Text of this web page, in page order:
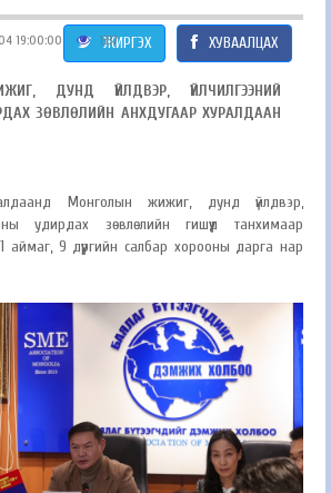
19:00:00 1337 ХУВААЛЦАХ
ЖИРГЭХ
ДУНД ҮЙЛДВЭР, ҮЙЛЧИЛГЭЭНИЙ
ЗӨВЛӨЛИЙН АНХДУГААР ХУРАЛДААН
Монголын жижиг, дунд үйлдвэр,
удирдах зөвлөлийн гишүүд танхимаар
аймаг, 9 дүүргийн салбар хорооны дарга нар